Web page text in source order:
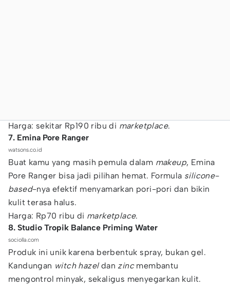
Harga: sekitar Rp190 ribu di marketplace.
7. Emina Pore Ranger
watsons.co.id
Buat kamu yang masih pemula dalam makeup, Emina
Pore Ranger bisa jadi pilihan hemat. Formula silicone-
based-nya efektif menyamarkan pori-pori dan bikin
kulit terasa halus.
Harga: Rp70 ribu di marketplace.
8. Studio Tropik Balance Priming Water
sociolla.com
Produk ini unik karena berbentuk spray, bukan gel.
Kandungan witch hazeldan zinc membantu
mengontrol minyak, sekaligus menyegarkan kulit.